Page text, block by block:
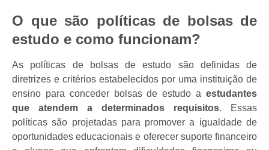
O que são políticas de bolsas de
estudo e como funcionam?
As políticas de bolsas de estudo são definidas de
diretrizes e critérios estabelecidos por uma instituição de
ensino para conceder bolsas de estudo a estudantes
que atendem a determinados requisitos. Essas
políticas são projetadas para promover a igualdade de
oportunidades educacionais e oferecer suporte financeiro